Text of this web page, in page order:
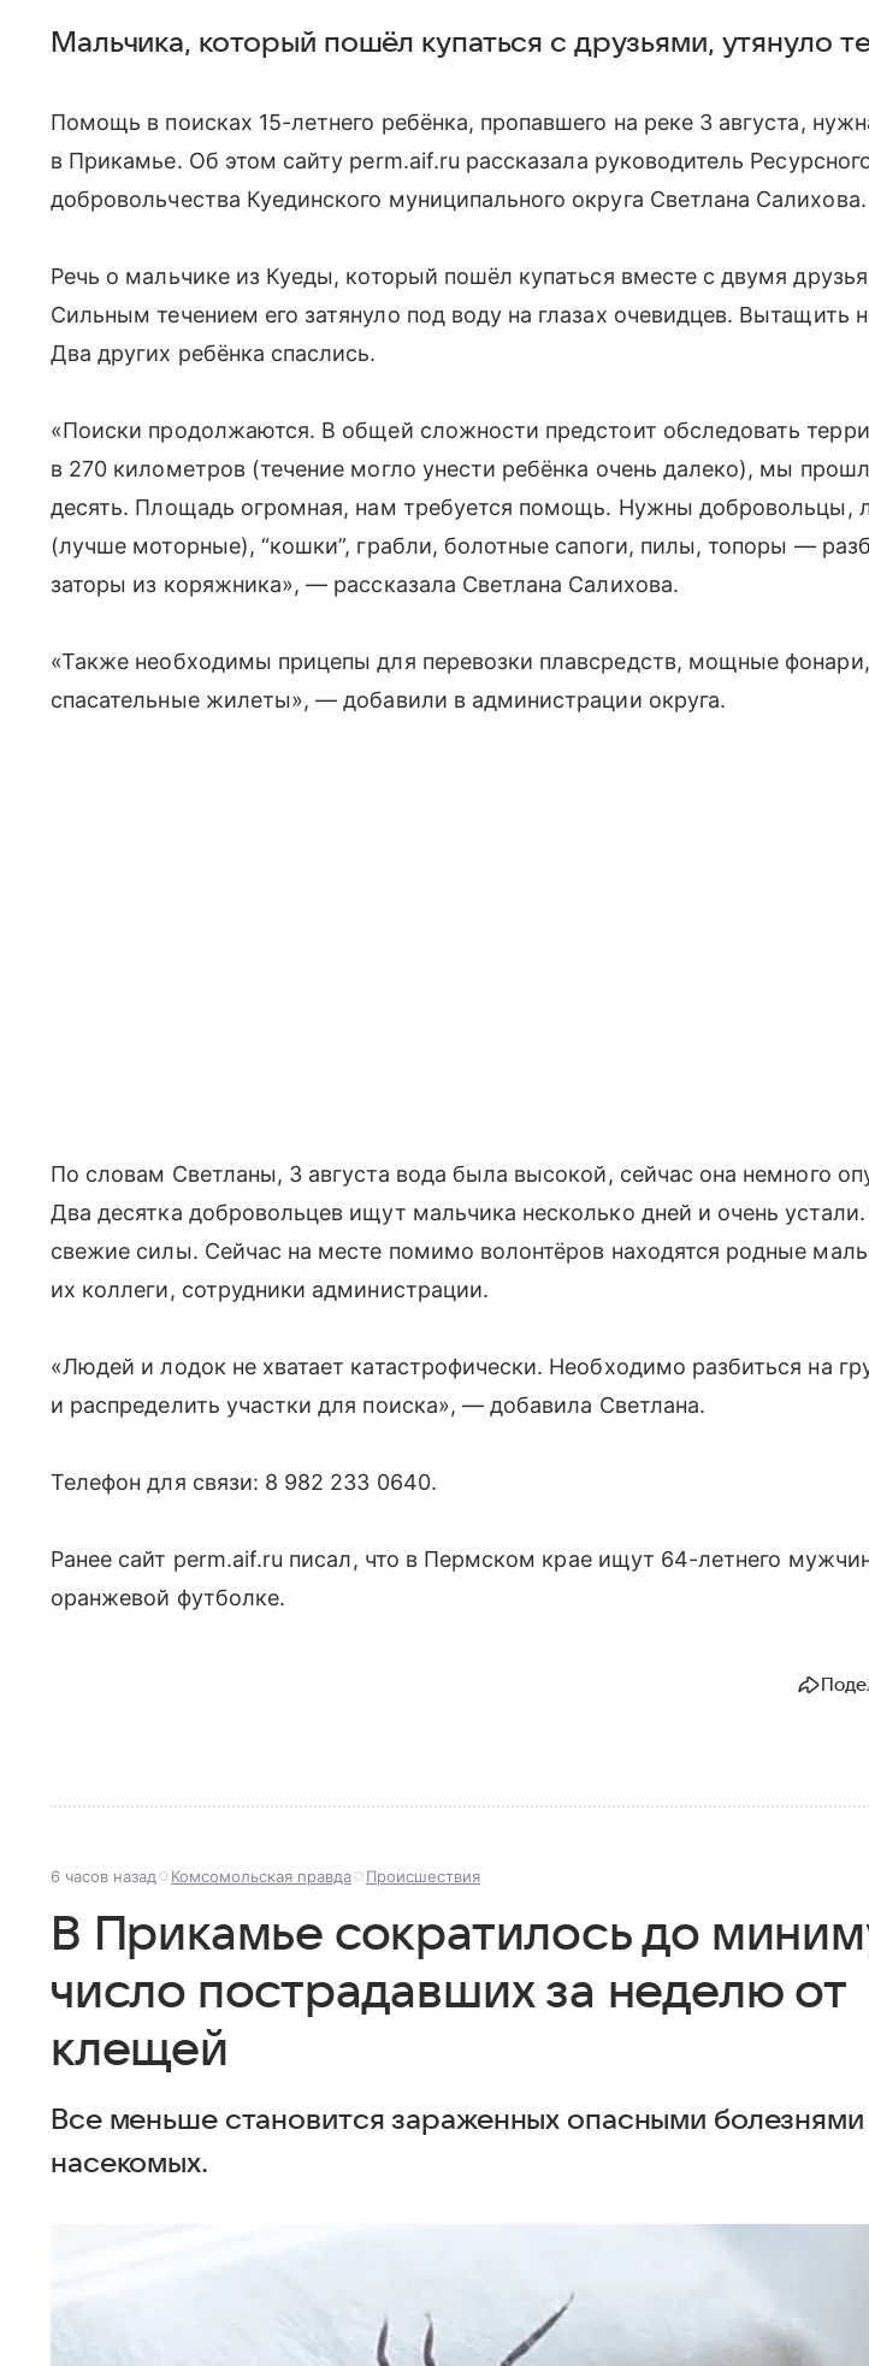
Мальчика, который пошёл купаться с друзьями, утянуло
Помощь в поисках 15-летнего ребёнка, пропавшего на реке 3 августа,
в Прикамье. Об этом сайту perm.aif.ru рассказала руководитель
добровольчества Куединского муниципального округа Светлана Салихова.
Речь о мальчике из Куеды, который пошёл купаться вместе с двумя
Сильным течением его затянуло под воду на глазах очевидцев. Вытащить
Два других ребёнка спаслись.
«Поиски продолжаются. В общей сложности предстоит обследовать
в 270 километров (течение могло унести ребёнка очень далеко), мы
десять. Площадь огромная, нам требуется помощь. Нужны добровольцы,
(лучше моторные), “кошки”, грабли, болотные сапоги, пилы, топоры —
заторы из коряжника», — рассказала Светлана Салихова.
«Также необходимы прицепы для перевозки плавсредств, мощные фонари,
спасательные жилеты», — добавили в администрации округа.
По словам Светланы, 3 августа вода была высокой, сейчас она немного
Два десятка добровольцев ищут мальчика несколько дней и очень
свежие силы. Сейчас на месте помимо волонтёров находятся родные
их коллеги, сотрудники администрации.
«Людей и лодок не хватает катастрофически. Необходимо разбиться на
и распределить участки для поиска», — добавила Светлана.
Телефон для связи: 8 982 233 0640.
Ранее сайт perm.aif.ru писал, что в Пермском крае ищут 64-летнего
оранжевой футболке.
6 часов назад Комсомольская правда Происшествия
В Прикамье сократилось до
число пострадавших за неделю от
клещей
Все меньше становится зараженных опасными болезнями
насекомых.